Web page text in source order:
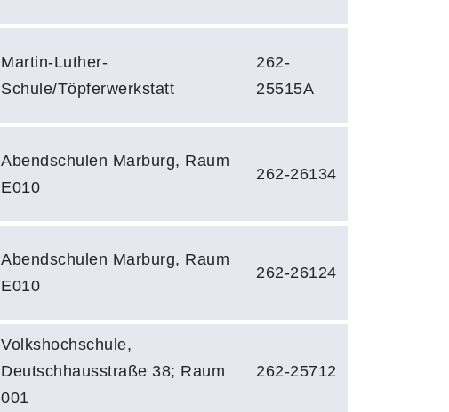
Martin-Luther-
Schule/Töpferwerkstatt
262-
25515A
Abendschulen Marburg, Raum
E010
262-26134
Abendschulen Marburg, Raum
E010
262-26124
Volkshochschule,
Deutschhausstraße 38; Raum
001
262-25712